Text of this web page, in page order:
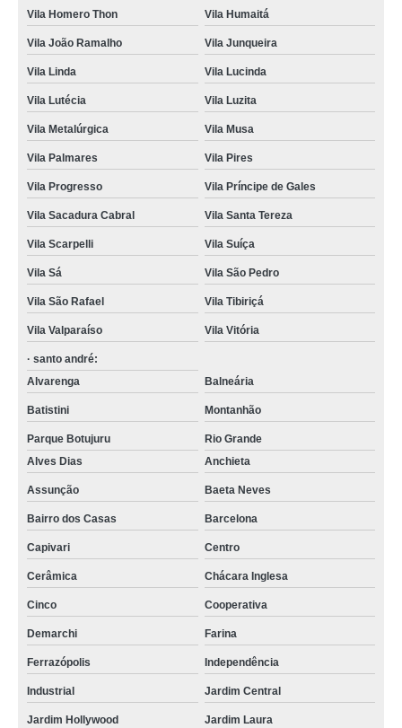
Vila Homero Thon Vila Humaitá
Vila João Ramalho Vila Junqueira
Vila Linda Vila Lucinda
Vila Lutécia Vila Luzita
Vila Metalúrgica Vila Musa
Vila Palmares Vila Pires
Vila Progresso Vila Príncipe de Gales
Vila Sacadura Cabral Vila Santa Tereza
Vila Scarpelli Vila Suíça
Vila Sá Vila São Pedro
Vila São Rafael Vila Tibiriçá
Vila Valparaíso Vila Vitória
· santo andré:
Alvarenga
Balneária
Batistini Montanhão
Parque Botujuru
Rio Grande
Alves Dias
Anchieta
Assunção Baeta Neves
Bairro dos Casas Barcelona
Capivari Centro
Cerâmica Chácara Inglesa
Cinco Cooperativa
Demarchi Farina
Ferrazópolis Independência
Industrial Jardim Central
Jardim Hollywood Jardim Laura